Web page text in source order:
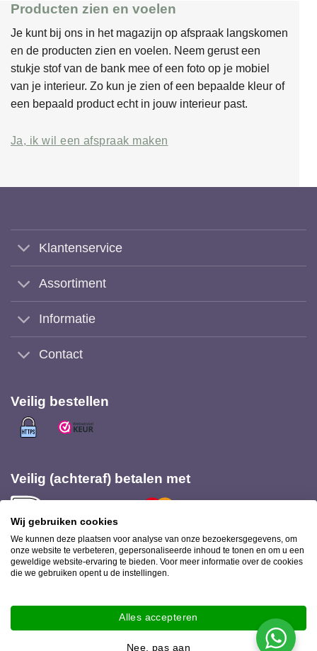
Producten zien en voelen
Je kunt bij ons in het magazijn op afspraak langskomen
en de producten zien en voelen. Neem gerust een
stukje stof van de bank mee of een foto op je mobiel
van je interieur. Zo kun je zien of een bepaalde kleur of
een bepaald product echt in jouw interieur past.
Ja, ik wil een afspraak maken
Klantenservice
Assortiment
Informatie
Contact
Veilig bestellen
Veilig (achteraf) betalen met
Bezorging met
Ookinhetpaars.nl 2026 © |Privacy statement-Disclaimer|Webshop ontwerp
Wij gebruiken cookies
We kunnen deze plaatsen voor analyse van onze bezoekersgegevens, om
onze website te verbeteren, gepersonaliseerde inhoud te tonen en om u een
geweldige website-ervaring te bieden. Voor meer informatie over de cookies
die we gebruiken opent u de instellingen.
Alles accepteren
Nee, pas aan